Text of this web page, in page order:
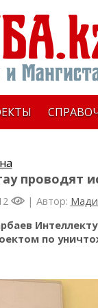
проводят
| Автор:
по